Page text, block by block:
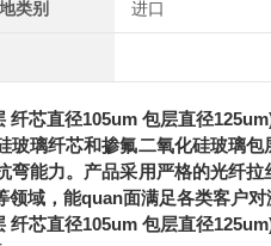
类别 进口
纤芯直径105um 包层直径
璃纤芯和掺氟二氧化硅玻璃
能力。产品采用严格的光纤
域，能quan面满足各类客户对
纤芯直径105um 包层直径